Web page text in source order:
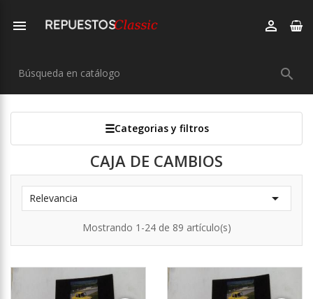
 

Categorias y filtros
CAJA DE CAMBIOS
Relevancia 
Mostrando 1-24 de 89 artículo(s)